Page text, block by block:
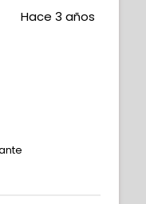
Hace 3 años